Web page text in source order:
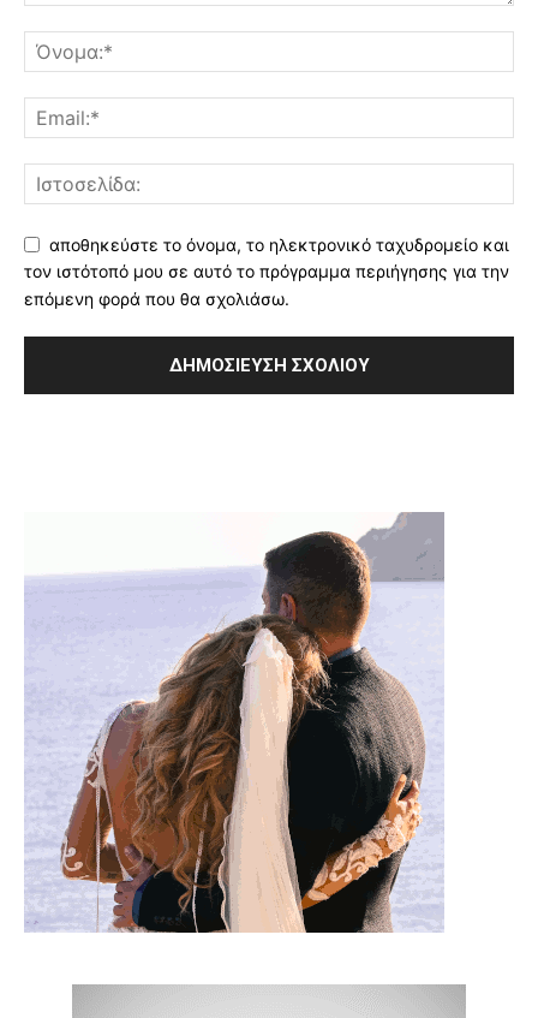
αποθηκεύστε το όνομα, το ηλεκτρονικό ταχυδρομείο και
τον ιστότοπό μου σε αυτό το πρόγραμμα περιήγησης για την
επόμενη φορά που θα σχολιάσω.